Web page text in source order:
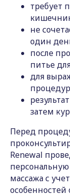
требует
не
один
после
питье
для
затем
Перед
Renewal
массажа с
особенностей